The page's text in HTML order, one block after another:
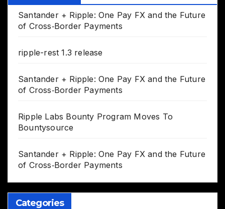
Santander + Ripple: One Pay FX and the Future
of Cross‑Border Payments
ripple-rest 1.3 release
Santander + Ripple: One Pay FX and the Future
of Cross‑Border Payments
Ripple Labs Bounty Program Moves To
Bountysource
Santander + Ripple: One Pay FX and the Future
of Cross‑Border Payments
Categories